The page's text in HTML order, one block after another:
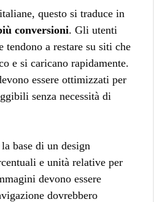
questo si traduce in
conversioni. Gli utenti
tendono a restare su siti che
e si caricano rapidamente.
essere ottimizzati per
senza necessità di
base di un design
e unità relative per
devono essere
dovrebbero